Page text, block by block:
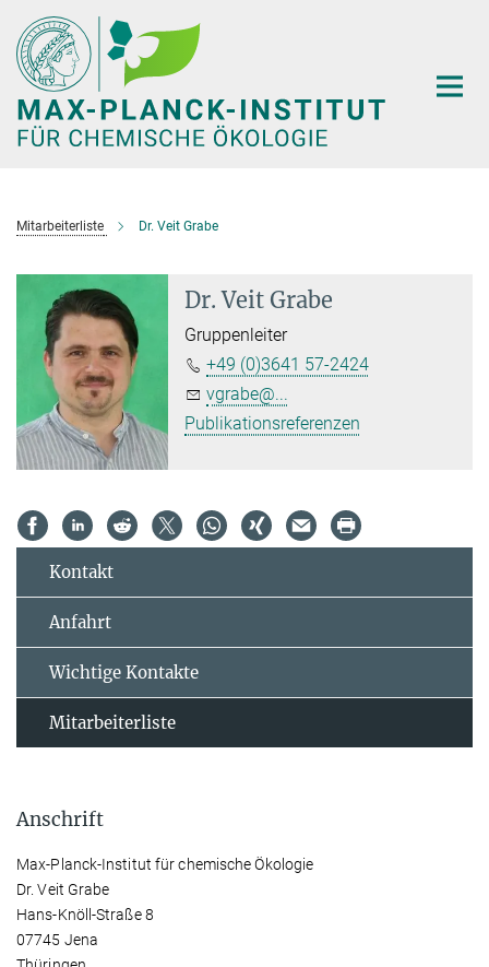
Hauptinhalt
Mitarbeiterliste Dr. Veit Grabe
Dr. Veit Grabe
Gruppenleiter
+49 (0)3641 57-2424
vgrabe@...
Publikationsreferenzen
Kontakt
Anfahrt
Wichtige Kontakte
Mitarbeiterliste
Anschrift
Max-Planck-Institut für chemische Ökologie
Dr. Veit Grabe
Hans-Knöll-Straße 8
07745 Jena